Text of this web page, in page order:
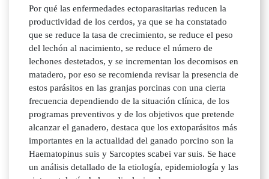
Por qué las enfermedades ectoparasitarias reducen la
productividad de los cerdos, ya que se ha constatado
que se reduce la tasa de crecimiento, se reduce el peso
del lechón al nacimiento, se reduce el número de
lechones destetados, y se incrementan los decomisos en
matadero, por eso se recomienda revisar la presencia de
estos parásitos en las granjas porcinas con una cierta
frecuencia dependiendo de la situación clínica, de los
programas preventivos y de los objetivos que pretende
alcanzar el ganadero, destaca que los extoparásitos más
importantes en la actualidad del ganado porcino son la
Haematopinus suis y Sarcoptes scabei var suis. Se hace
un análisis detallado de la etiología, epidemiología y las